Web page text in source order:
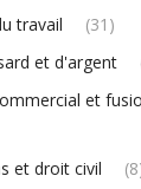
travail
(31)
et d'argent
et
et droit civil